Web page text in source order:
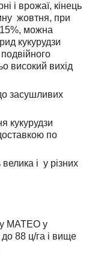
і врожаї, кінець
жовтня, при
можна
кукурудзи
високий вихід
засушливих
кукурудзи
по
і у різних
МАТЕО у
до 88 ц/га і вище